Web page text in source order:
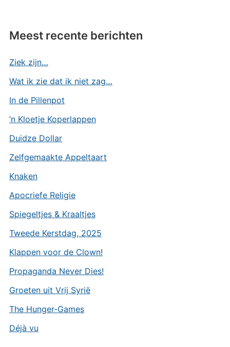
Meest recente berichten
Ziek zijn…
Wat ik zie dat ik niet zag…
In de Pillenpot
’n Kloetje Koperlappen
Duidze Dollar
Zelfgemaakte Appeltaart
Knaken
Apocriefe Religie
Spiegeltjes & Kraaltjes
Tweede Kerstdag, 2025
Klappen voor de Clown!
Propaganda Never Dies!
Groeten uit Vrij Syrië
The Hunger-Games
Déjà vu